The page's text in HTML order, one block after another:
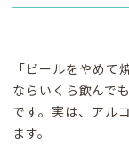
「ビールをやめ
ならいくら飲んで
です。実は、アル
ます。